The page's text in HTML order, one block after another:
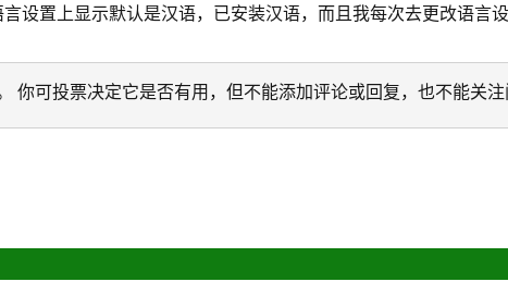
设置上显示默认是汉语，已安装汉语，而且我每次去更改语言
可投票决定它是否有用，但不能添加评论或回复，也不能关注